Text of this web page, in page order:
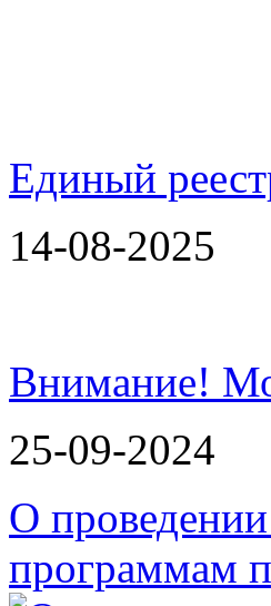
Единый
14-08-2025
Внимание!
25-09-2024
О
программам